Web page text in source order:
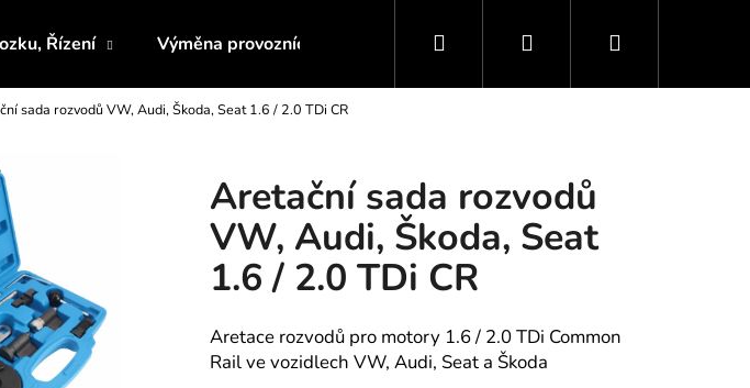
Řízení Výměna provozních kapalin Servis motoru / Převodovky
Hledat PřihlášeníNákupní
sada rozvodů VW, Audi, Škoda, Seat 1.6 / 2.0 TDi CR
Aretační sada rozvodů
VW, Audi, Škoda, Seat
1.6 / 2.0 TDi CR
Aretace rozvodů pro motory 1.6 / 2.0 TDi Common
Rail ve vozidlech VW, Audi, Seat a Škoda